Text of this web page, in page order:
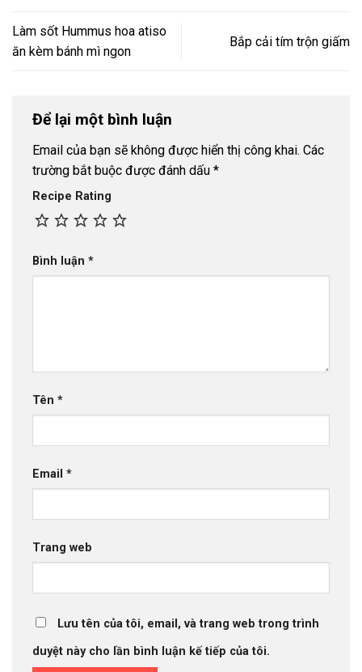
Làm sốt Hummus hoa atiso
ăn kèm bánh mì ngon
Bắp cải tím trộn giấm
Để lại một bình luận
Email của bạn sẽ không được hiển thị công khai. Các
trường bắt buộc được đánh dấu *
Recipe Rating
Bình luận *
Tên *
Email *
Trang web
Lưu tên của tôi, email, và trang web trong trình
duyệt này cho lần bình luận kế tiếp của tôi.